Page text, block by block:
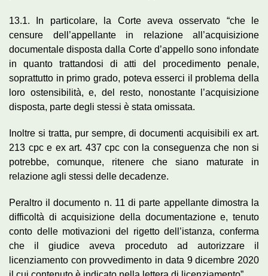
13.1. In particolare, la Corte aveva osservato “che le
censure dell’appellante in relazione all’acquisizione
documentale disposta dalla Corte d’appello sono infondate
in quanto trattandosi di atti del procedimento penale,
soprattutto in primo grado, poteva esserci il problema della
loro ostensibilità, e, del resto, nonostante l’acquisizione
disposta, parte degli stessi è stata omissata.
Inoltre si tratta, pur sempre, di documenti acquisibili ex art.
213 cpc e ex art. 437 cpc con la conseguenza che non si
potrebbe, comunque, ritenere che siano maturate in
relazione agli stessi delle decadenze.
Peraltro il documento n. 11 di parte appellante dimostra la
difficoltà di acquisizione della documentazione e, tenuto
conto delle motivazioni del rigetto dell’istanza, conferma
che il giudice aveva proceduto ad autorizzare il
licenziamento con provvedimento in data 9 dicembre 2020